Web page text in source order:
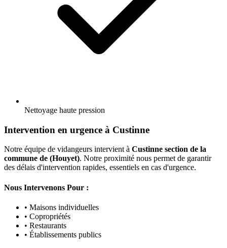
Nettoyage haute pression
Intervention en urgence à Custinne
Notre équipe de vidangeurs intervient à Custinne section de la
commune de (Houyet). Notre proximité nous permet de garantir
des délais d'intervention rapides, essentiels en cas d'urgence.
Nous Intervenons Pour :
• Maisons individuelles
• Copropriétés
• Restaurants
• Établissements publics